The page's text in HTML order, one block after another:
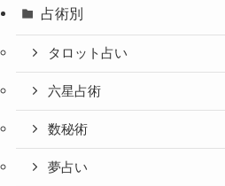
占術別
タロット占い
六星占術
数秘術
夢占い